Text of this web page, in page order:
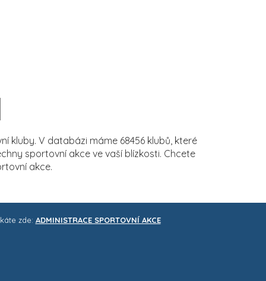
kluby. V databázi máme 68456 klubů, které
sportovní akce ve vaší blízkosti. Chcete
akce.
zde: ADMINISTRACE SPORTOVNÍ AKCE